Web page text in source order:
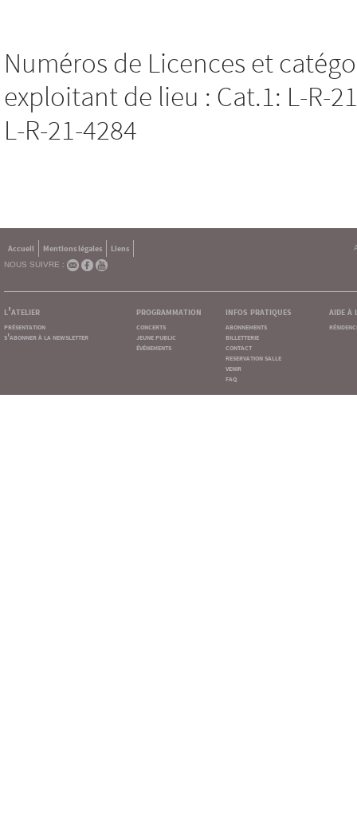
Numéros de Licences et
exploitant de lieu : Cat.1: L-R-
L-R-21-4284
Accueil Mentions légales
Liens
NOUS SUIVRE :
l'atelier
présentation
s'abonner à la newsletter
programmation
concerts
jeune public
événements
infos pratiques
abonnements
billetterie
contact
reservation salle
venir
faq
aide